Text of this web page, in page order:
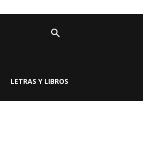
LETRAS Y LIBROS